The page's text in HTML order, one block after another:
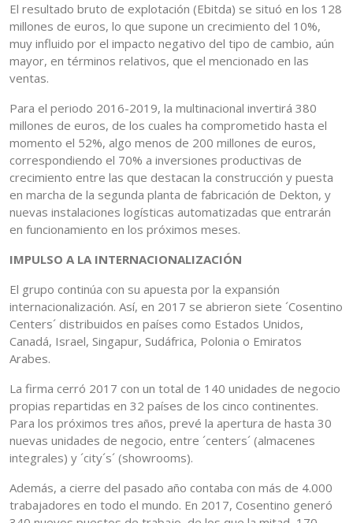
El resultado bruto de explotación (Ebitda) se situó en los 128
millones de euros, lo que supone un crecimiento del 10%,
muy influido por el impacto negativo del tipo de cambio, aún
mayor, en términos relativos, que el mencionado en las
ventas.
Para el periodo 2016-2019, la multinacional invertirá 380
millones de euros, de los cuales ha comprometido hasta el
momento el 52%, algo menos de 200 millones de euros,
correspondiendo el 70% a inversiones productivas de
crecimiento entre las que destacan la construcción y puesta
en marcha de la segunda planta de fabricación de Dekton, y
nuevas instalaciones logísticas automatizadas que entrarán
en funcionamiento en los próximos meses.
IMPULSO A LA INTERNACIONALIZACIÓN
El grupo continúa con su apuesta por la expansión
internacionalización. Así, en 2017 se abrieron siete ´Cosentino
Centers´ distribuidos en países como Estados Unidos,
Canadá, Israel, Singapur, Sudáfrica, Polonia o Emiratos
Arabes.
La firma cerró 2017 con un total de 140 unidades de negocio
propias repartidas en 32 países de los cinco continentes.
Para los próximos tres años, prevé la apertura de hasta 30
nuevas unidades de negocio, entre ´centers´ (almacenes
integrales) y ´city´s´ (showrooms).
Además, a cierre del pasado año contaba con más de 4.000
trabajadores en todo el mundo. En 2017, Cosentino generó